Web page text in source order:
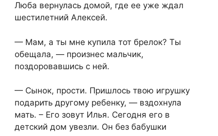
Люба вернулась домой, где ее уже ждал
шестилетний Алексей.
— Мам, а ты мне купила тот брелок? Ты
обещала, — произнес мальчик,
поздоровавшись с ней.
— Сынок, прости. Пришлось твою игрушку
подарить другому ребенку, — вздохнула
мать. – Его зовут Илья. Сегодня его в
детский дом увезли. Он без бабушки